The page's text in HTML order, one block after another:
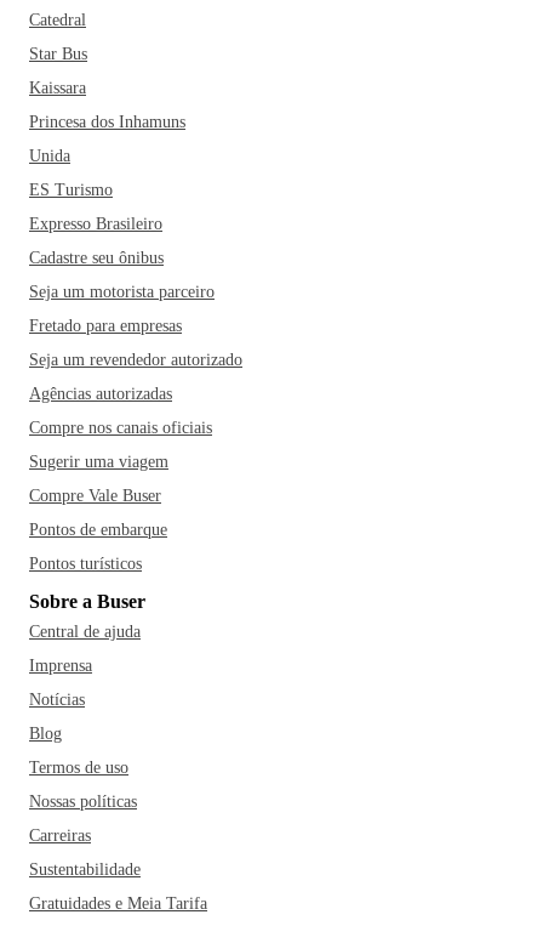
Catedral
Star Bus
Kaissara
Princesa dos Inhamuns
Unida
ES Turismo
Expresso Brasileiro
Cadastre seu ônibus
Seja um motorista parceiro
Fretado para empresas
Seja um revendedor autorizado
Agências autorizadas
Compre nos canais oficiais
Sugerir uma viagem
Compre Vale Buser
Pontos de embarque
Pontos turísticos
Sobre a Buser
Central de ajuda
Imprensa
Notícias
Blog
Termos de uso
Nossas políticas
Carreiras
Sustentabilidade
Gratuidades e Meia Tarifa